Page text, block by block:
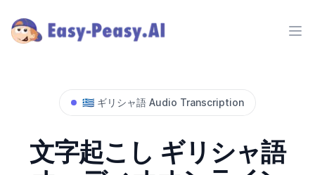
🇬🇷 ギリシャ語 Audio Transcription
文字起こし ギリシャ語